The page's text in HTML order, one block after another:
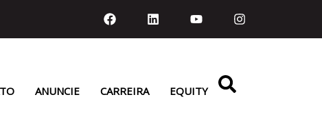
ANUNCIE CARREIRA EQUITY